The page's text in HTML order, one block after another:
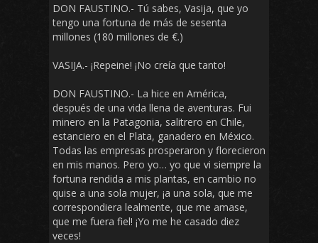
DON FAUSTINO.- Tú sabes, Vasija, que yo
tengo una fortuna de más de sesenta
millones (180 millones de €.)
VASIJA.- ¡Repeine! ¡No creía que tanto!
DON FAUSTINO.- La hice en América,
después de una vida llena de aventuras. Fui
minero en la Patagonia, salitrero en Chile,
estanciero en el Plata, ganadero en México.
Todas las empresas prosperaron y florecieron
en mis manos. Pero yo… yo que vi siempre la
fortuna rendida a mis plantas, en cambio no
quise a una sola mujer, ¡a una sola, que me
correspondiera lealmente, que me amase,
que me fuera fiel! ¡Yo me he casado diez
veces!